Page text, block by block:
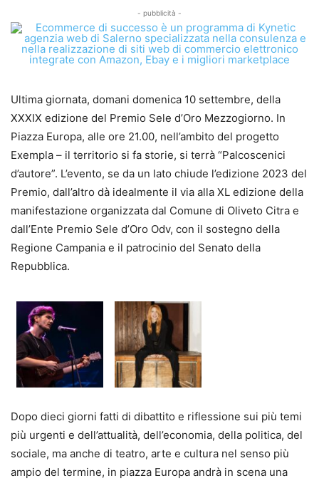
- pubblicità -
Ultima giornata, domani domenica 10 settembre, della
XXXIX edizione del Premio Sele d’Oro Mezzogiorno. In
Piazza Europa, alle ore 21.00, nell’ambito del progetto
Exempla – il territorio si fa storie, si terrà “Palcoscenici
d’autore”. L’evento, se da un lato chiude l’edizione 2023 del
Premio, dall’altro dà idealmente il via alla XL edizione della
manifestazione organizzata dal Comune di Oliveto Citra e
dall’Ente Premio Sele d’Oro Odv, con il sostegno della
Regione Campania e il patrocinio del Senato della
Repubblica.
Dopo dieci giorni fatti di dibattito e riflessione sui più temi
più urgenti e dell’attualità, dell’economia, della politica, del
sociale, ma anche di teatro, arte e cultura nel senso più
ampio del termine, in piazza Europa andrà in scena una